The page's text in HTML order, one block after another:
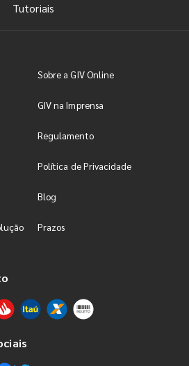
Tutoriais
Sobre a GIV Online
GIV na Imprensa
Regulamento
Política de Privacidade
Blog
Prazos